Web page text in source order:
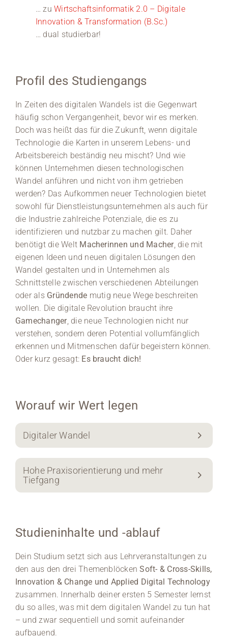
… zuWirtschaftsinformatik 2.0 – Digitale
Innovation & Transformation (B.Sc.)
… dual studierbar!
Profil des Studiengangs
In Zeiten des digitalen Wandels ist die Gegenwart
häufig schon Vergangenheit, bevor wir es merken.
Doch was heißt das für die Zukunft, wenn digitale
Technologie die Karten in unserem Lebens- und
Arbeitsbereich beständig neu mischt? Und wie
können Unternehmen diesen technologischen
Wandel anführen und nicht von ihm getrieben
werden? Das Aufkommen neuer Technologien bietet
sowohl für Dienstleistungsunternehmen als auch für
die Industrie zahlreiche Potenziale, die es zu
identifizieren und nutzbar zu machen gilt. Daher
benötigt die Welt Macherinnen und Macher, die mit
eigenen Ideen und neuen digitalen Lösungen den
Wandel gestalten und in Unternehmen als
Schnittstelle zwischen verschiedenen Abteilungen
oder als Gründende mutig neue Wege beschreiten
wollen. Die digitale Revolution braucht ihre
Gamechanger, die neue Technologien nicht nur
verstehen, sondern deren Potential vollumfänglich
erkennen und Mitmenschen dafür begeistern können.
Oder kurz gesagt: Es braucht dich!
Worauf wir Wert legen
Digitaler Wandel
Hohe Praxisorientierung und mehr
Tiefgang
Studieninhalte und -ablauf
Dein Studium setzt sich aus Lehrveranstaltungen zu
den aus den drei ThemenblöckenSoft- & Cross-Skills,
Innovation & Change und Applied Digital Technology
zusammen. Innerhalb deiner ersten 5 Semester lernst
du so alles, was mit dem digitalen Wandel zu tun hat
– und zwar sequentiell und somit aufeinander
aufbauend.